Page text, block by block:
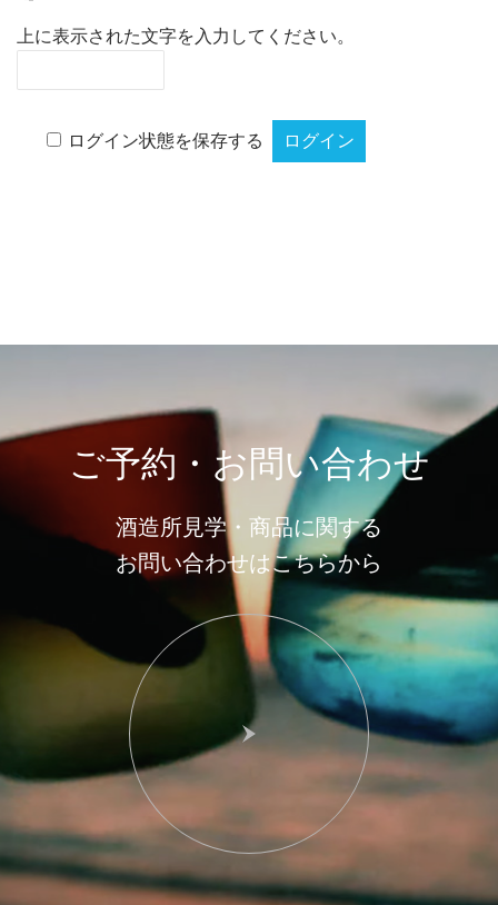
上に表示された文字を入力してください。
ログイン状態を保存する
ご予約・お問い合わせ
酒造所見学・商品に関する
お問い合わせはこちらから